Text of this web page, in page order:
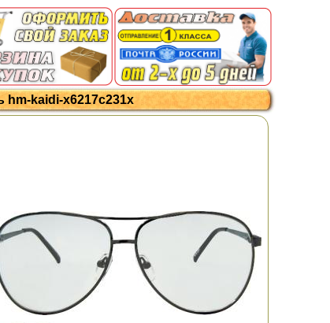
kaidi-x6217c231x